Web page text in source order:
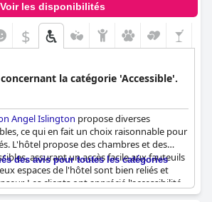
Voir les disponibilités
$
la catégorie 'Accessible'.
Angel Islington propose diverses
ce qui en fait un choix raisonnable pour
L'hôtel propose des chambres et des
assurant un accès facile aux fauteuils
espaces de l'hôtel sont bien reliés et
Les clients ont apprécié l'accessibilité
qui est proche des transports en
des avis pour toutes les catégories